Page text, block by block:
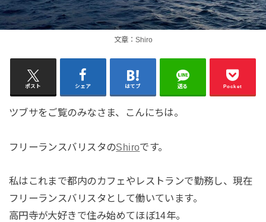
文章：Shiro
ポスト シェア はてブ 送る Pocket
ツブサをご覧のみなさま、こんにちは。
フリーランスバリスタのShiroです。
私はこれまで都内のカフェやレストランで勤務し、現在
フリーランスバリスタとして働いています。
高円寺が大好きで住み始めてほぼ14年。